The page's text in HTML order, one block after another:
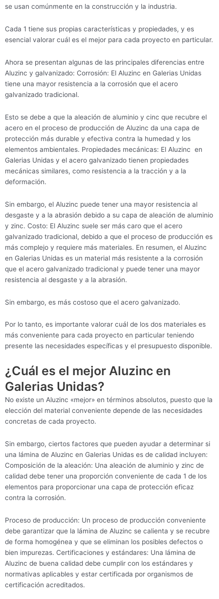
se usan comúnmente en la construcción y la industria.
Cada 1 tiene sus propias características y propiedades, y es
esencial valorar cuál es el mejor para cada proyecto en particular.
Ahora se presentan algunas de las principales diferencias entre
Aluzinc y galvanizado: Corrosión: El Aluzinc en Galerias Unidas
tiene una mayor resistencia a la corrosión que el acero
galvanizado tradicional.
Esto se debe a que la aleación de aluminio y cinc que recubre el
acero en el proceso de producción de Aluzinc da una capa de
protección más durable y efectiva contra la humedad y los
elementos ambientales. Propiedades mecánicas: El Aluzinc en
Galerias Unidas y el acero galvanizado tienen propiedades
mecánicas similares, como resistencia a la tracción y a la
deformación.
Sin embargo, el Aluzinc puede tener una mayor resistencia al
desgaste y a la abrasión debido a su capa de aleación de aluminio
y zinc. Costo: El Aluzinc suele ser más caro que el acero
galvanizado tradicional, debido a que el proceso de producción es
más complejo y requiere más materiales. En resumen, el Aluzinc
en Galerias Unidas es un material más resistente a la corrosión
que el acero galvanizado tradicional y puede tener una mayor
resistencia al desgaste y a la abrasión.
Sin embargo, es más costoso que el acero galvanizado.
Por lo tanto, es importante valorar cuál de los dos materiales es
más conveniente para cada proyecto en particular teniendo
presente las necesidades específicas y el presupuesto disponible.
¿Cuál es el mejor Aluzinc en
Galerias Unidas?
No existe un Aluzinc «mejor» en términos absolutos, puesto que la
elección del material conveniente depende de las necesidades
concretas de cada proyecto.
Sin embargo, ciertos factores que pueden ayudar a determinar si
una lámina de Aluzinc en Galerias Unidas es de calidad incluyen:
Composición de la aleación: Una aleación de aluminio y zinc de
calidad debe tener una proporción conveniente de cada 1 de los
elementos para proporcionar una capa de protección eficaz
contra la corrosión.
Proceso de producción: Un proceso de producción conveniente
debe garantizar que la lámina de Aluzinc se calienta y se recubre
de forma homogénea y que se eliminan los posibles defectos o
bien impurezas. Certificaciones y estándares: Una lámina de
Aluzinc de buena calidad debe cumplir con los estándares y
normativas aplicables y estar certificada por organismos de
certificación acreditados.